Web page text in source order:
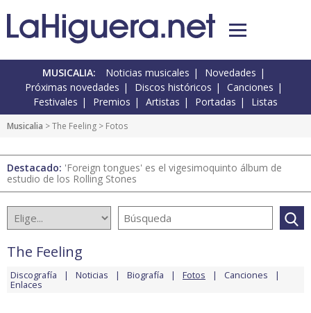
MUSICALIA: Noticias musicales
Novedades
Próximas novedades
Discos históricos
Canciones
Festivales
Premios Artistas Portadas Listas
Musicalia >The Feeling > Fotos
Destacado: 'Foreign tongues' es el vigesimoquinto álbum de
estudio de los Rolling Stones
The Feeling
Discografía Noticias Biografía Fotos Canciones
Enlaces